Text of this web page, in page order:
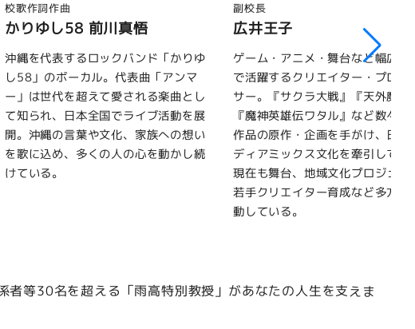
副校長
広井王子
ゲーム・アニメ・舞台など幅広い分野
で活躍するクリエイター・プロデュー
サー。『サクラ大戦』『天外魔境』
『魔神英雄伝ワタル』など数々の人気
作品の原作・企画を手がけ、日本のメ
ディアミックス文化を牽引してきた。
現在も舞台、地域文化プロジェクト、
副校長
タイイチ
1979年千葉県生まれの事業家・
家。6ヵ国語を操り、19歳で起業
英会話学校、翻訳会社、不動産、
など多分野で事業を展開。南太平
ウエでは首相補佐官として国づく
関わり、インフラ整備にも貢献し
世界各地で日本食ビジネスを展開
ほか、デイユース予約サイト「
Dream Hub」やYouTube「日本
等30名を超える「雨高特別教授」があなたの人生を支えま